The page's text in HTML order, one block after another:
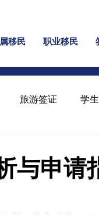
移民 职业移民
旅游签证 学
与申请